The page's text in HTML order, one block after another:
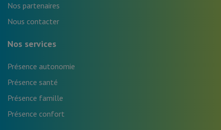
Nos partenaires
Nous contacter
Nos services
Présence autonomie
Présence santé
Présence famille
Présence confort